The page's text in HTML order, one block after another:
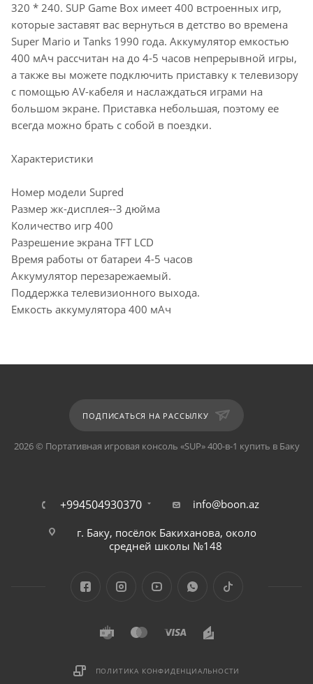
320 * 240. SUP Game Box имеет 400 встроенных игр,
которые заставят вас вернуться в детство во времена
Super Mario и Tanks 1990 года. Аккумулятор емкостью
400 мАч рассчитан на до 4-5 часов непрерывной игры,
а также вы можете подключить приставку к телевизору
с помощью AV-кабеля и наслаждаться играми на
большом экране. Приставка небольшая, поэтому ее
всегда можно брать с собой в поездки.
Характеристики
Номер модели Supred
Размер жк-дисплея--3 дюйма
Количество игр 400
Разрешение экрана TFT LCD
Время работы от батареи 4-5 часов
Аккумулятор перезарежаемый.
Поддержка телевизионного выхода.
Емкость аккумулятора 400 мАч
ПОДПИСАТЬСЯ НА РАССЫЛКУ
2026 © Портативная игровая консоль «SUP» 400-в-1 купить в Баку
+994504930370 info@boon.az
г. Баку, посёлок Бакиханова, около
средней школы №148
ПОЛИТИКА КОНФИДЕНЦИАЛЬНОСТИ